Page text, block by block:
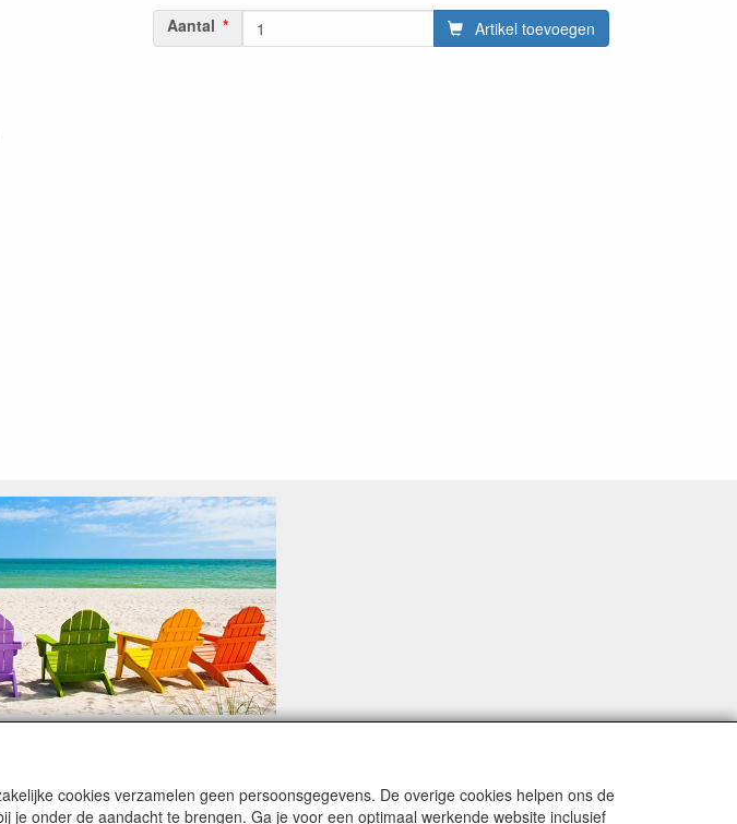
Aantal Artikel toevoegen
ook de traditionele leveringsproblemen.
cookies verzamelen geen persoonsgegevens. De overige cookies helpen ons de
onder de aandacht te brengen. Ga je voor een optimaal werkende website inclusief